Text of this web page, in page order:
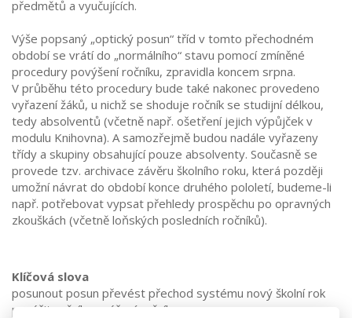
předmětů a vyučujících.
Výše popsaný „optický posun“ tříd v tomto přechodném
období se vrátí do „normálního“ stavu pomocí zmíněné
procedury povýšení ročníku, zpravidla koncem srpna.
V průběhu této procedury bude také nakonec provedeno
vyřazení žáků, u nichž se shoduje ročník se studijní délkou,
tedy absolventů (včetně např. ošetření jejich výpůjček v
modulu Knihovna). A samozřejmě budou nadále vyřazeny
třídy a skupiny obsahující pouze absolventy. Současně se
provede tzv. archivace závěru školního roku, která později
umožní návrat do období konce druhého pololetí, budeme-li
např. potřebovat vypsat přehledy prospěchu po opravných
zkouškách (včetně loňských posledních ročníků).
Klíčová slova
posunout posun převést přechod systému nový školní rok
povýšit ročník povýšení ročníku